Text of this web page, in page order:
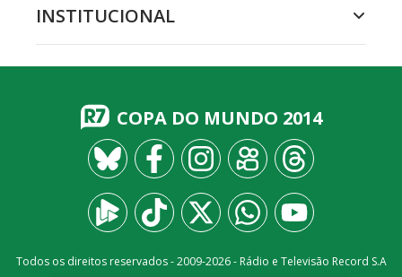
INSTITUCIONAL
COPA DO MUNDO 2014
Todos os direitos reservados - 2009-2026- Rádio e Televisão Record S.A